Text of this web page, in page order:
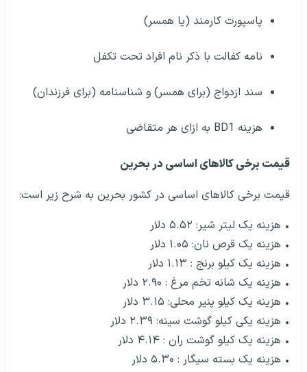
پاسپورت کارمند (یا همسر)
نامه کفالت با ذکر نام افراد تحت تکفل
سند ازدواج (برای همسر) و شناسنامه (برای فرزندان)
هزینه BD1 به ازای هر متقاضی
قیمت برخی کالاهای اساسی در بحرین
قیمت برخی کالاهای اساسی در کشور بحرین به شرح زیر است:
• هزینه یک لیتر شیر: ۵.۵۲ دلار
• هزینه یک قرص نان: ۱.۰۵ دلار
• هزینه یک کیلو برنج : ۱.۱۳ دلار
• هزینه یک شانه تخم مرغ : ۲.۹۰ دلار
• هزینه یک کیلو پنیر محلی: ۳.۱۵ دلار
• هزینه یکی کیلو گوشت سینه: ۲.۳۹ دلار
• هزینه یک کیلو گوشت ران : ۴.۱۴ دلار
• هزینه یک بسته سیگار : ۵.۳۰ دلار